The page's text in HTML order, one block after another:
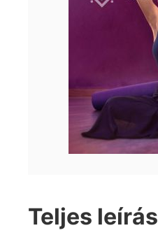
Teljes leírás